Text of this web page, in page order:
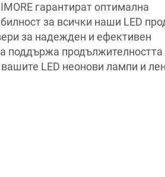
гарантират оптимална
за всички наши LED
за надежден и ефективен
поддържа продължителността
LED неонови лампи и